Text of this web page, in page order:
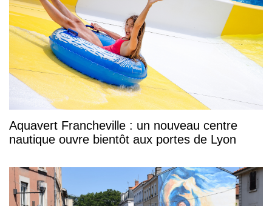
Aquavert Francheville : un nouveau centre
nautique ouvre bientôt aux portes de Lyon